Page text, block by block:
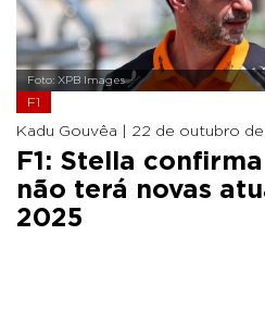
Foto: XPB Images
F1
Kadu Gouvêa | 22 de outubro de
F1: Stella
não terá novas
2025